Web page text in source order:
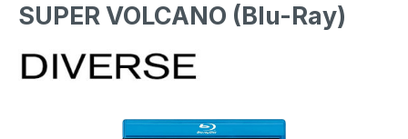
SUPER VOLCANO (Blu-Ray)
Bildergalerie überspringen